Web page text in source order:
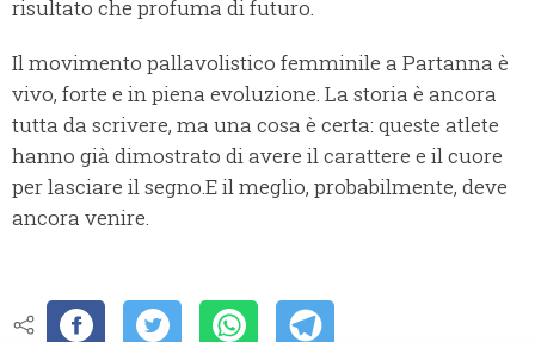
risultato che profuma di futuro.
Il movimento pallavolistico femminile a Partanna è
vivo, forte e in piena evoluzione. La storia è ancora
tutta da scrivere, ma una cosa è certa: queste atlete
hanno già dimostrato di avere il carattere e il cuore
per lasciare il segno.E il meglio, probabilmente, deve
ancora venire.